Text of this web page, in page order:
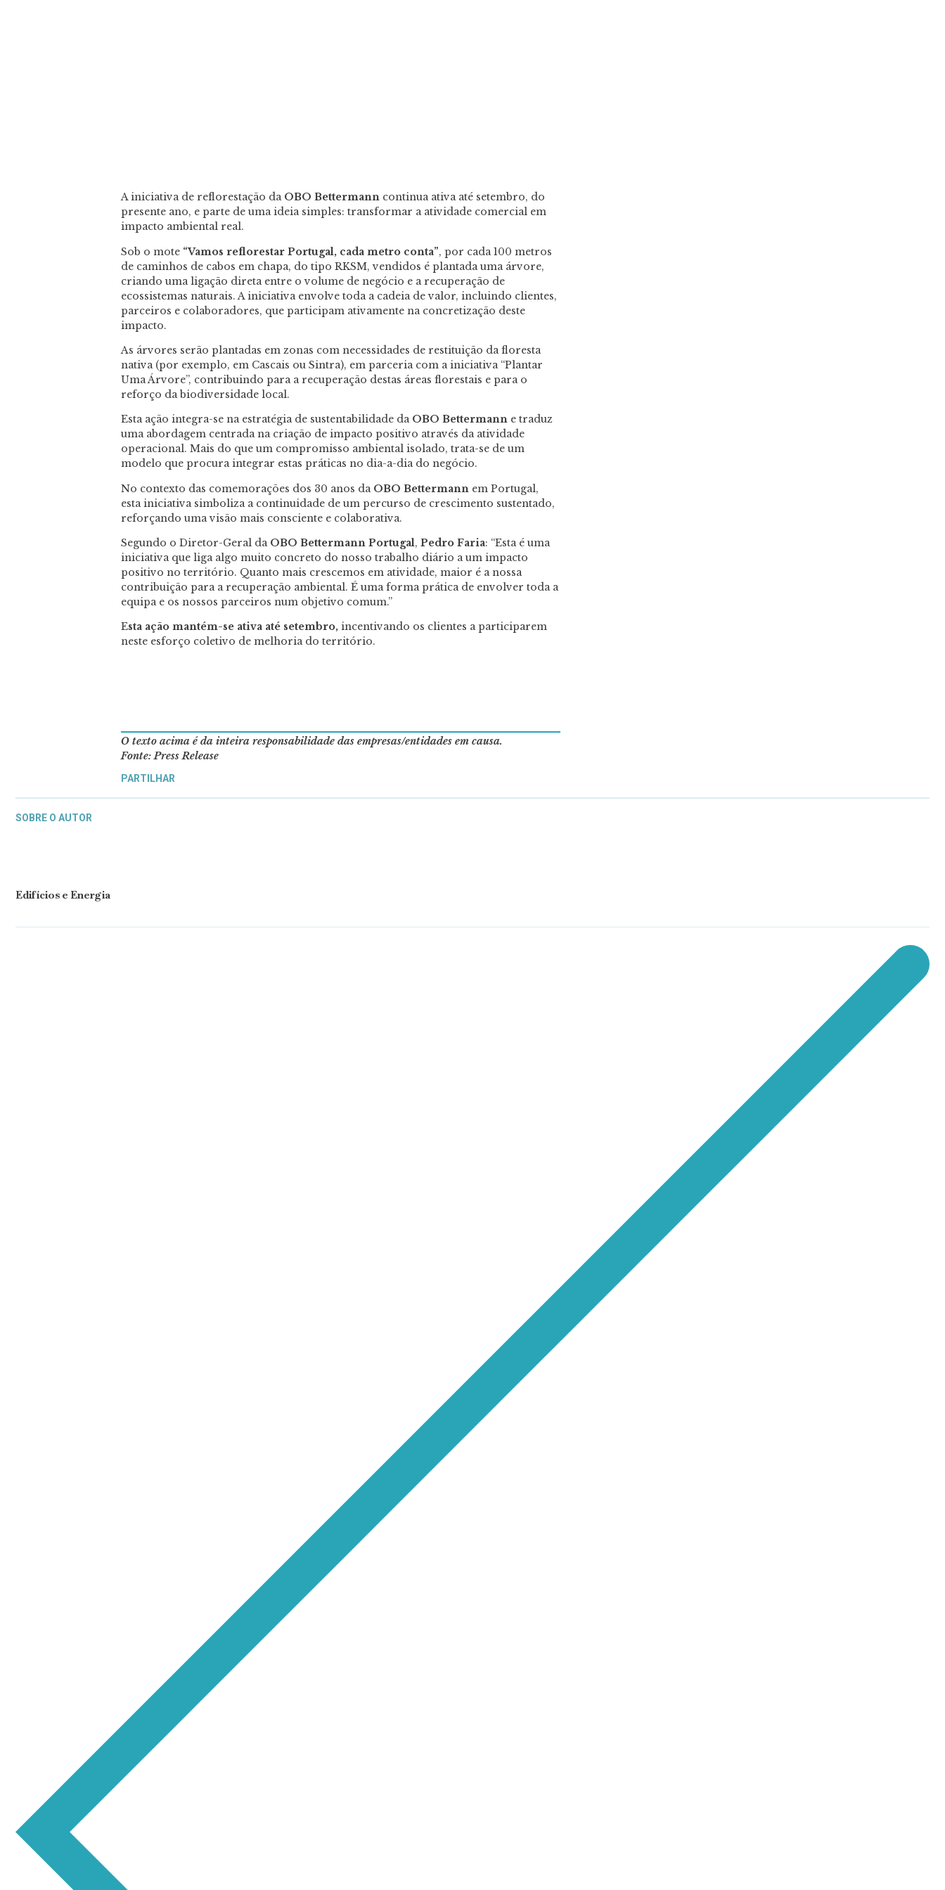
A iniciativa de reflorestação da OBO Bettermann continua ativa até setembro, do
presente ano, e parte de uma ideia simples: transformar a atividade comercial em
impacto ambiental real.
Sob o mote “Vamos reflorestar Portugal, cada metro conta”, por cada 100 metros
de caminhos de cabos em chapa, do tipo RKSM, vendidos é plantada uma árvore,
criando uma ligação direta entre o volume de negócio e a recuperação de
ecossistemas naturais. A iniciativa envolve toda a cadeia de valor, incluindo clientes,
parceiros e colaboradores, que participam ativamente na concretização deste
impacto.
As árvores serão plantadas em zonas com necessidades de restituição da floresta
nativa (por exemplo, em Cascais ou Sintra), em parceria com a iniciativa “Plantar
Uma Árvore”, contribuindo para a recuperação destas áreas florestais e para o
reforço da biodiversidade local.
Esta ação integra-se na estratégia de sustentabilidade da OBO Bettermann e traduz
uma abordagem centrada na criação de impacto positivo através da atividade
operacional. Mais do que um compromisso ambiental isolado, trata-se de um
modelo que procura integrar estas práticas no dia-a-dia do negócio.
No contexto das comemorações dos 30 anos da OBO Bettermann em Portugal,
esta iniciativa simboliza a continuidade de um percurso de crescimento sustentado,
reforçando uma visão mais consciente e colaborativa.
Segundo o Diretor-Geral da OBO Bettermann Portugal, Pedro Faria: “Esta é uma
iniciativa que liga algo muito concreto do nosso trabalho diário a um impacto
positivo no território. Quanto mais crescemos em atividade, maior é a nossa
contribuição para a recuperação ambiental. É uma forma prática de envolver toda a
equipa e os nossos parceiros num objetivo comum.”
Esta ação mantém-se ativa até setembro, incentivando os clientes a participarem
neste esforço coletivo de melhoria do território.
O texto acima é da inteira responsabilidade das empresas/entidades em causa.
Fonte: Press Release
PARTILHAR
SOBRE O AUTOR
Edifícios e Energia